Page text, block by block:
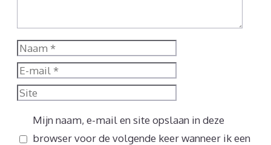
Naam
E-
mail
Site
Mijn naam, e-mail en site opslaan in deze
browser voor de volgende keer wanneer ik een